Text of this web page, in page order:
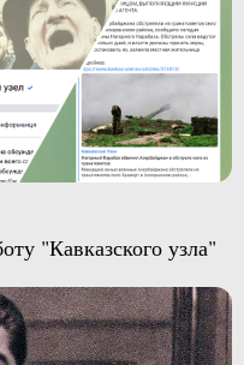
"Кавказского узла"